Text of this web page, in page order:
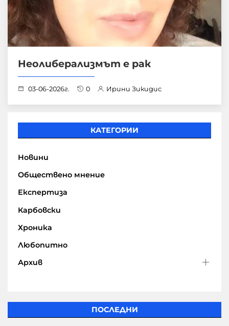
Неолиберализмът е рак
03-06-2026г. 0 Ирини Зикидис
КАТЕГОРИИ
Новини
Обществено мнение
Експертиза
Карбовски
Хроника
Любопитно
Архив
ПОСЛЕДНИ